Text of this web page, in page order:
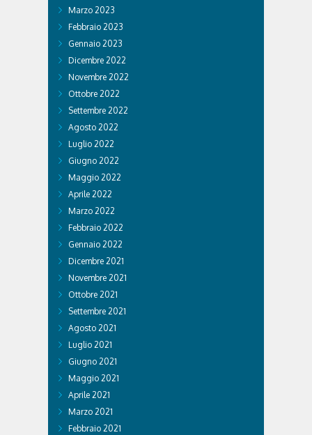
Marzo 2023
Febbraio 2023
Gennaio 2023
Dicembre 2022
Novembre 2022
Ottobre 2022
Settembre 2022
Agosto 2022
Luglio 2022
Giugno 2022
Maggio 2022
Aprile 2022
Marzo 2022
Febbraio 2022
Gennaio 2022
Dicembre 2021
Novembre 2021
Ottobre 2021
Settembre 2021
Agosto 2021
Luglio 2021
Giugno 2021
Maggio 2021
Aprile 2021
Marzo 2021
Febbraio 2021